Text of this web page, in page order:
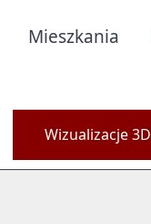
Mieszkania
Wizualizacje 3D